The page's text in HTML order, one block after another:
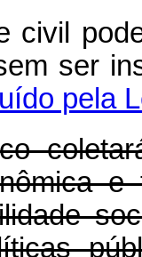
civil
ser
pela